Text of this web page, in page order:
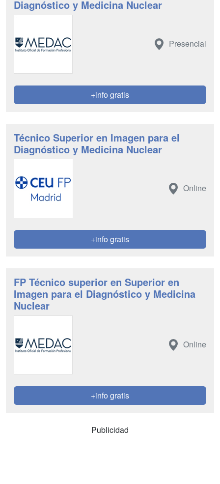
Diagnóstico y Medicina Nuclear
Presencial
+info gratis
Técnico Superior en Imagen para el
Diagnóstico y Medicina Nuclear
Online
+info gratis
FP Técnico superior en Superior en
Imagen para el Diagnóstico y Medicina
Nuclear
Online
+info gratis
Publicidad